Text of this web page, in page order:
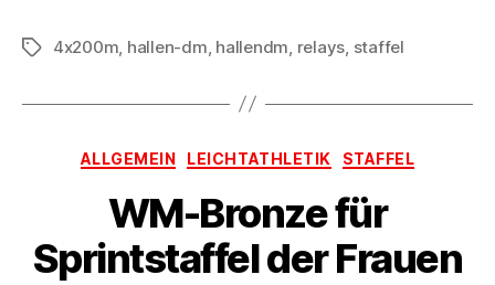
Schlagwörter
4x200m, hallen-dm, hallendm, relays, staffel
Kategorien
ALLGEMEIN LEICHTATHLETIK STAFFEL
WM-Bronze für
Sprintstaffel der Frauen